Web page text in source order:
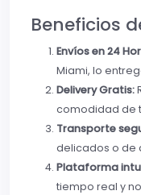
Beneficios
Envíos en 24
Miami, lo
Delivery Gratis:
comodidad de
Transporte
delicados o de
Plataforma
tiempo real y